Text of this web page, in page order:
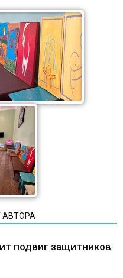
АВТОРА
подвиг защитников